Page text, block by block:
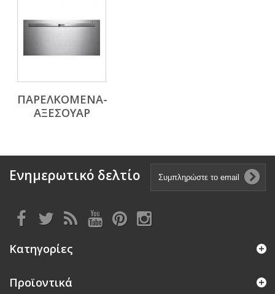
ΠΑΡΕΛΚΟΜΕΝΑ-
ΑΞΕΣΟΥΑΡ
Ενημερωτικό δελτίο
Κατηγορίες
Προϊοντικά